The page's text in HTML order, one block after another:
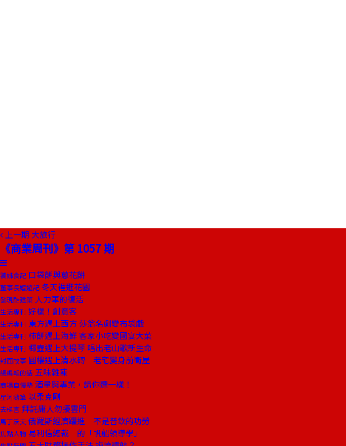
上一期 大旅行
《商業周刊》第 1057 期
饕姊食記 口袋餅與蔥花餅
董事長嬉遊記 冬天裡逛花園
發現酷建築 人力車的復活
生活專刊 好樣！創意客
生活專刊 東方遇上西方 莎翁名劇變布袋戲
生活專刊 柿餅遇上海鮮 客家小吃變國宴大菜
生活專刊 椰壺遇上大提琴 唱出老山歌新生命
封面故事 圓樓遇上清水磚 老宅變身前衛屋
總編輯的話 五味雜陳
商場自慢塾 酒量與專業，請你選一樣！
星河隨筆 以柔克剛
去梯言 拜託庸人勿擾雲門
馬丁沃夫 俄羅斯經濟躍進 不是普欽的功勞
焦點人物 易利信總裁 的「帆船領導學」